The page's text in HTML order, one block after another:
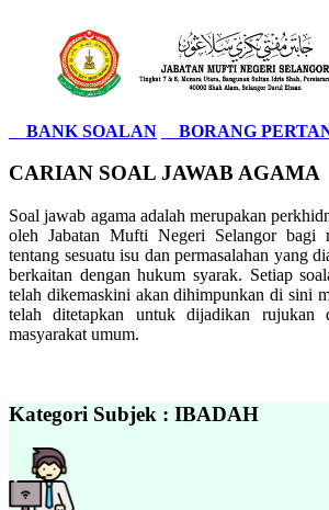
BANK SOALAN BORANG
CARIAN SOAL JAWAB AGAMA
Soal jawab agama adalah merupakan
oleh Jabatan Mufti Negeri Selangor bagi
tentang sesuatu isu dan permasalahan yang
berkaitan dengan hukum syarak. Setiap
telah dikemaskini akan dihimpunkan di sini
telah ditetapkan untuk dijadikan rujukan
masyarakat umum.
Kategori Subjek : IBADAH